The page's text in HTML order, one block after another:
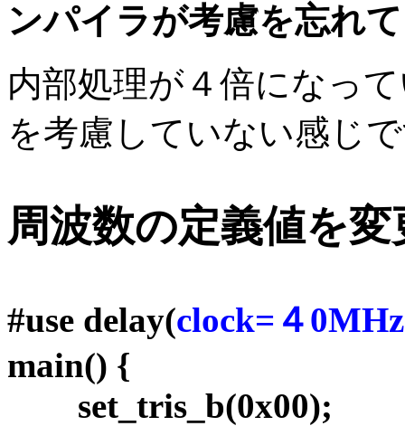
ンパイラが考慮を忘れ
内部処理が４倍になっ
を考慮していない感じ
周波数の定義値を
#use delay(clock=４0MHz
main() {
set_tris_b(0x00);